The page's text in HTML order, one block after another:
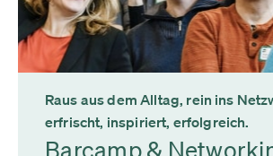
Raus aus dem Alltag, rein ins
erfrischt, inspiriert, erfolgreich.
Barcamp &